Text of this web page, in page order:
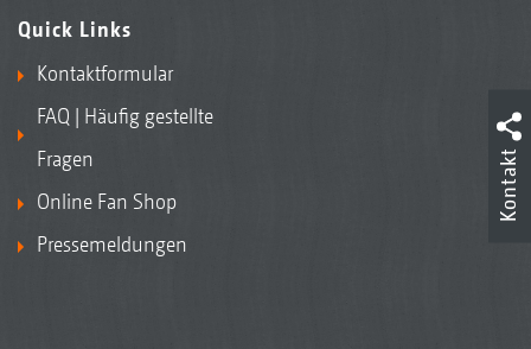
Quick Links
Kontaktformular
FAQ | Häufig gestellte
Fragen
Online Fan Shop
Pressemeldungen
Kontakt